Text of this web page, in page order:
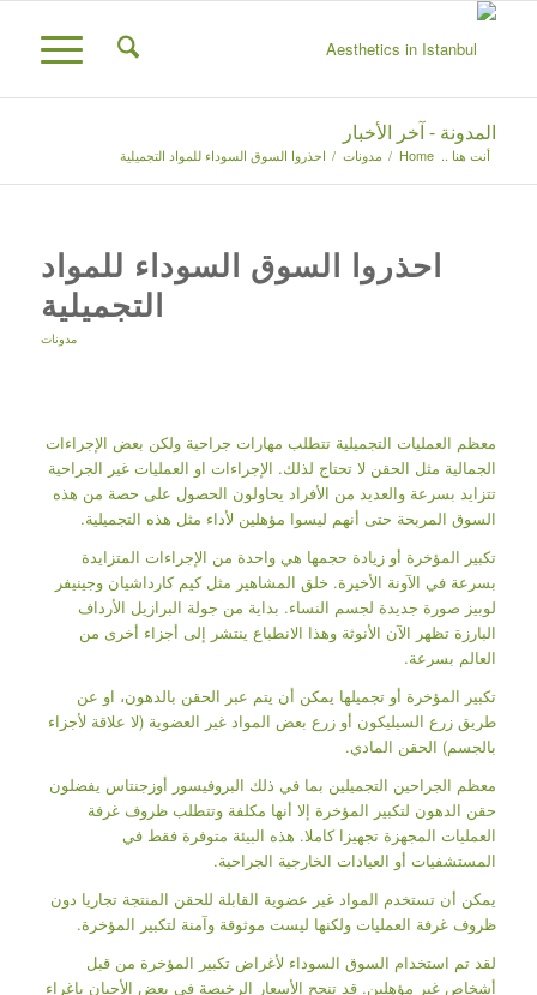
المدونة - آخر الأخبار
أنت هنا .. Home
/ مدونات / احذروا السوق السوداء للمواد التجميلية
احذروا السوق السوداء للمواد
التجميلية
مدونات
معظم العمليات التجميلية تتطلب مهارات جراحية ولكن بعض الإجراءات
الجمالية مثل الحقن لا تحتاج لذلك. الإجراءات او العمليات غير الجراحية
تتزايد بسرعة والعديد من الأفراد يحاولون الحصول على حصة من هذه
السوق المربحة حتى أنهم ليسوا مؤهلين لأداء مثل هذه التجميلية.
تكبير المؤخرة أو زيادة حجمها هي واحدة من الإجراءات المتزايدة
بسرعة في الآونة الأخيرة. خلق المشاهير مثل كيم كارداشيان وجينيفر
لوبيز صورة جديدة لجسم النساء. بداية من جولة البرازيل الأرداف
البارزة تظهر الآن الأنوثة وهذا الانطباع ينتشر إلى أجزاء أخرى من
العالم بسرعة.
تكبير المؤخرة أو تجميلها يمكن أن يتم عبر الحقن بالدهون، او عن
طريق زرع السيليكون أو زرع بعض المواد غير العضوية (لا علاقة لأجزاء
بالجسم) الحقن المادي.
معظم الجراحين التجميلين بما في ذلك البروفيسور أوزجنتاس يفضلون
حقن الدهون لتكبير المؤخرة إلا أنها مكلفة وتتطلب ظروف غرفة
العمليات المجهزة تجهيزا كاملا. هذه البيئة متوفرة فقط في
المستشفيات أو العيادات الخارجية الجراحية.
يمكن أن تستخدم المواد غير عضوية القابلة للحقن المنتجة تجاريا دون
ظروف غرفة العمليات ولكنها ليست موثوقة وآمنة لتكبير المؤخرة.
لقد تم استخدام السوق السوداء لأغراض تكبير المؤخرة من قبل
أشخاص غير مؤهلين. قد تنجح الأسعار الرخيصة في بعض الأحيان بإغراء